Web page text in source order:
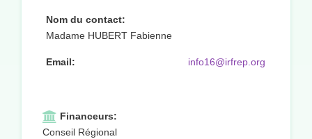
Nom du contact:
Madame HUBERT Fabienne
Email: info16@irfrep.org
Financeurs:
Conseil Régional